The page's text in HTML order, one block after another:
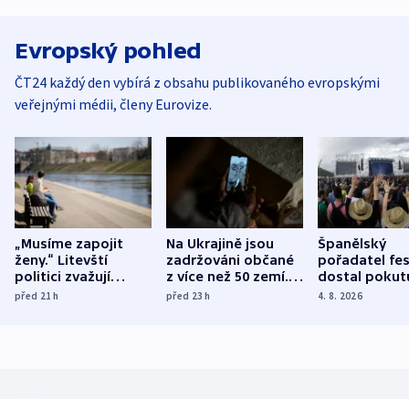
Evropský pohled
ČT24 každý den vybírá z obsahu publikovaného evropskými
veřejnými médii, členy Eurovize.
„Musíme zapojit
ženy.“ Litevští
politici zvažují
dohodu o
před 21h
Na Ukrajině jsou
zadržováni občané
z více než 50 zemí.
Bojovali na straně
před 23h
Španělský
pořadatel
dostal
nekalé
4. 8. 2026